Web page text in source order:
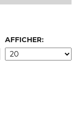
AFFICHER: